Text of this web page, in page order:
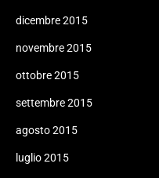
dicembre 2015
novembre 2015
ottobre 2015
settembre 2015
agosto 2015
luglio 2015